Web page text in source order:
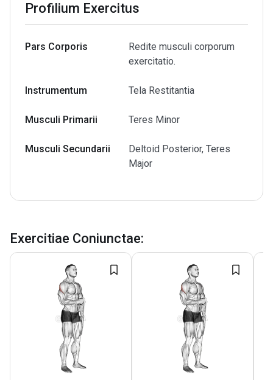
Profilium Exercitus
Pars Corporis
Redite musculi corporum
exercitatio.
Instrumentum Tela Restitantia
Musculi Primarii Teres Minor
Musculi Secundarii
Deltoid Posterior, Teres
Major
Exercitiae Coniunctae: